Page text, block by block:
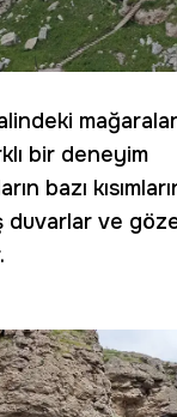
bir deneyim
bazı
duvarlar ve